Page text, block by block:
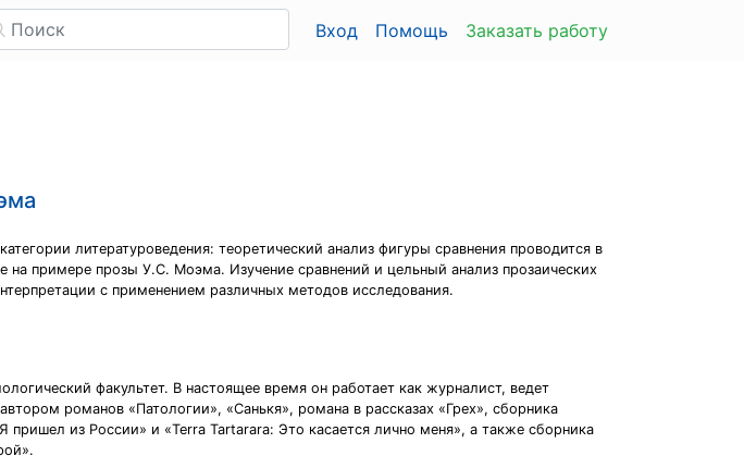
Вход Помощь Заказать работу
литературоведения: теоретический анализ фигуры сравнения проводится в
примере прозы У.С. Моэма. Изучение сравнений и цельный анализ прозаических
с применением различных методов исследования.
факультет. В настоящее время он работает как журналист, ведет
романов «Патологии», «Санькя», романа в рассказах «Грех», сборника
пришел из России» и «Terra Tartarara: Это касается лично меня», а также сборника